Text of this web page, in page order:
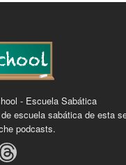
- Escuela Sabática
escuela sabática de esta
podcasts.